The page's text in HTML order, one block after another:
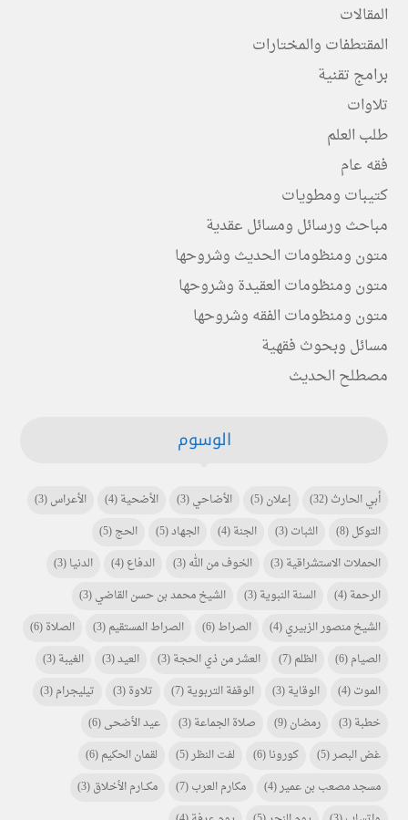
المقالات
المقتطفات والمختارات
برامج تقنية
تلاوات
طلب العلم
فقه عام
كتيبات ومطويات
مباحث ورسائل ومسائل عقدية
متون ومنظومات الحديث وشروحها
متون ومنظومات العقيدة وشروحها
متون ومنظومات الفقه وشروحها
مسائل وبحوث فقهية
مصطلح الحديث
الوسوم
أبي الحارث(32) إعلان(5) الأضاحي(3) الأضحية(4) الأعراس(3)
التوكل(8) الثبات(3) الجنة(4) الجهاد(5) الحج(5)
الحملات الاستشراقية(3) الخوف من الله(3) الدفاع(4) الدنيا(3)
الرحمة(4) السنة النبوية(3) الشيخ محمد بن حسن القاضي(3)
الشيخ منصور الزبيري(4) الصراط(6) الصراط المستقيم(3) الصلاة(6)
الصيام(6) الظلم(7) العشر من ذي الحجة(3) العيد(3) الغيبة(3)
الموت(4) الوقاية(3) الوقفة التربوية(7) تلاوة(3) تيليجرام(3)
خطبة(3) رمضان(9) صلاة الجماعة(3) عيد الأضحى(6)
غض البصر(5) كورونا(6) لفت النظر(5) لقمان الحكيم(6)
مسجد مصعب بن عمير(4) مكارم العرب(7) مكـــارم الأخلاق(3)